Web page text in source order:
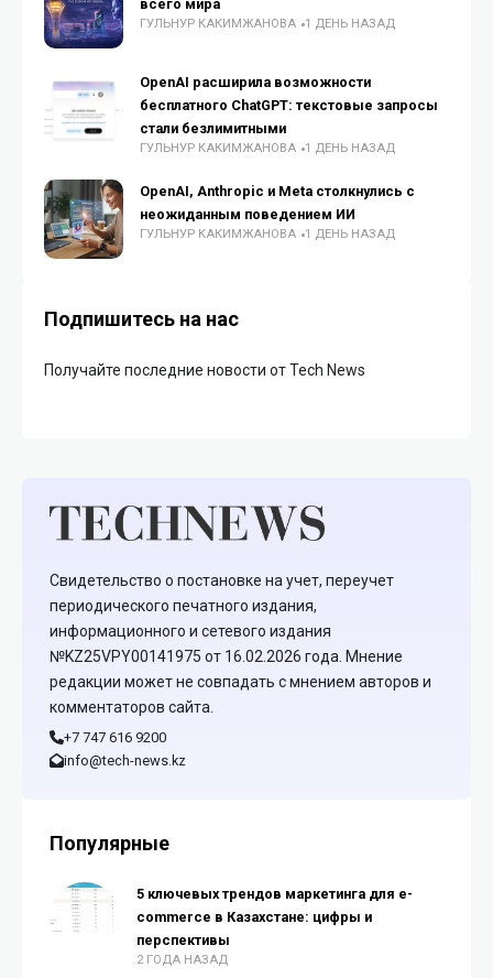
всего мира
ГУЛЬНУР КАКИМЖАНОВА 1 ДЕНЬ НАЗАД
OpenAI расширила возможности
бесплатного ChatGPT: текстовые запросы
стали безлимитными
ГУЛЬНУР КАКИМЖАНОВА 1 ДЕНЬ НАЗАД
OpenAI, Anthropic и Meta столкнулись с
неожиданным поведением ИИ
ГУЛЬНУР КАКИМЖАНОВА 1 ДЕНЬ НАЗАД
Подпишитесь на нас
Получайте последние новости от Tech News
Свидетельство о постановке на учет, переучет
периодического печатного издания,
информационного и сетевого издания
№KZ25VPY00141975 от 16.02.2026 года. Мнение
редакции может не совпадать с мнением авторов и
комментаторов сайта.
+7 747 616 9200
info@tech-news.kz
Популярные
5 ключевых трендов маркетинга для e-
commerce в Казахстане: цифры и
перспективы
2 ГОДА НАЗАД